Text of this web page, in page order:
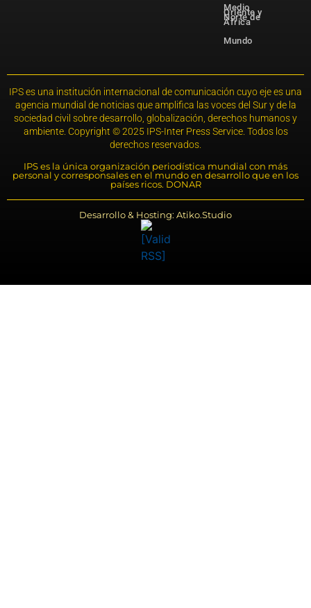
Medio
Oriente y
Norte de
África
Mundo
IPS es una institución internacional de comunicación cuyo eje es una
agencia mundial de noticias que amplifica las voces del Sur y de la
sociedad civil sobre desarrollo, globalización, derechos humanos y
ambiente. Copyright © 2025 IPS-Inter Press Service. Todos los
derechos reservados.
IPS es la única organización periodística mundial con más
personal y corresponsales en el mundo en desarrollo que en los
países ricos. DONAR
Desarrollo & Hosting: Atiko.Studio